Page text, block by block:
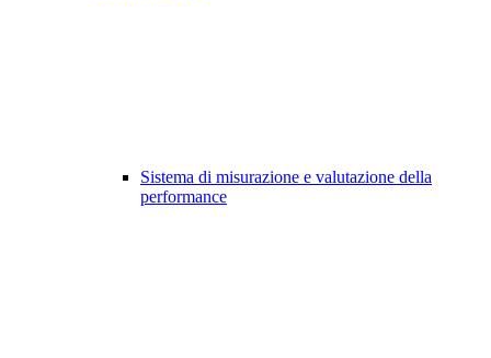
Sistema di misurazione e valutazione della
performance